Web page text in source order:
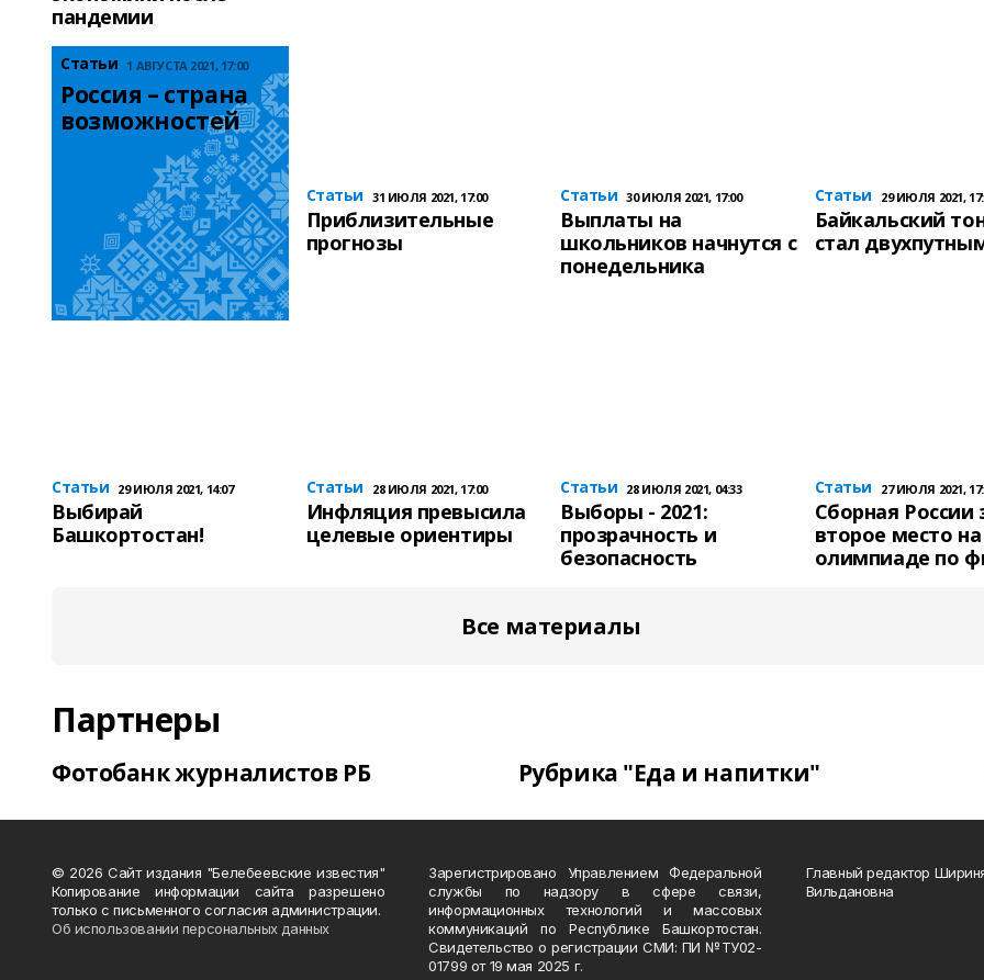
пандемии
Статьи 1 АВГУСТА 2021, 17:00
Россия – страна
возможностей
Статьи 31 ИЮЛЯ 2021, 17:00
Приблизительные
прогнозы
Статьи 30 ИЮЛЯ 2021, 17:00
Выплаты на
школьников начнутся с
понедельника
Статьи 29 ИЮЛЯ 2021,
Байкальский
стал
Статьи 29 ИЮЛЯ 2021, 14:07
Выбирай
Башкортостан!
Статьи 28 ИЮЛЯ 2021, 17:00
Инфляция превысила
целевые ориентиры
Статьи 28 ИЮЛЯ 2021, 04:33
Выборы - 2021:
прозрачность и
безопасность
Статьи 27 ИЮЛЯ 2021,
Сборная России
второе место на
олимпиаде по
Все материалы
Партнеры
Фотобанк журналистов РБ Рубрика "Еда и напитки"
© 2026 Сайт издания "Белебеевские известия"
Копирование информации сайта разрешено
только с письменного согласия администрации.
Об использовании персональных данных
Зарегистрировано Управлением Федеральной
службы по надзору в сфере связи,
информационных технологий и массовых
коммуникаций по Республике Башкортостан.
Свидетельство о регистрации СМИ: ПИ №ТУ02-
01799 от 19 мая 2025 г.
Главный редактор
Вильдановна